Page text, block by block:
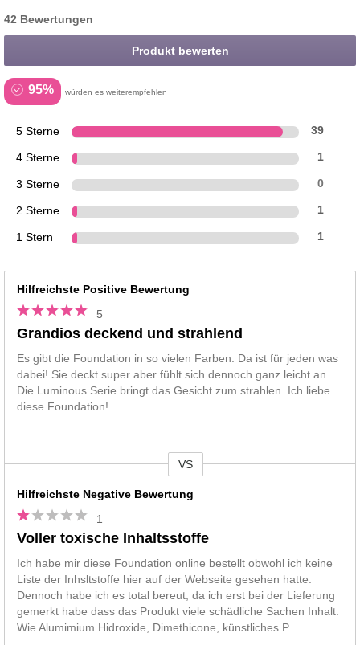
42 Bewertungen
Produkt bewerten
95% würden es weiterempfehlen
5 Sterne 39
4 Sterne 1
3 Sterne 0
2 Sterne 1
1 Stern 1
Hilfreichste Positive Bewertung
5
Grandios deckend und strahlend
Es gibt die Foundation in so vielen Farben. Da ist für jeden was
dabei! Sie deckt super aber fühlt sich dennoch ganz leicht an.
Die Luminous Serie bringt das Gesicht zum strahlen. Ich liebe
diese Foundation!
VS
Hilfreichste Negative Bewertung
1
Voller toxische Inhaltsstoffe
Ich habe mir diese Foundation online bestellt obwohl ich keine
Liste der Inhsltstoffe hier auf der Webseite gesehen hatte.
Dennoch habe ich es total bereut, da ich erst bei der Lieferung
gemerkt habe dass das Produkt viele schädliche Sachen Inhalt.
Wie Alumimium Hidroxide, Dimethicone, künstliches P...